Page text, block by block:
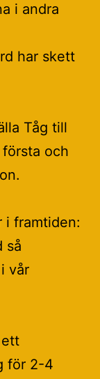
i andra
har skett
Tåg till
och
i framtiden:
så
vår
ett
för 2-4